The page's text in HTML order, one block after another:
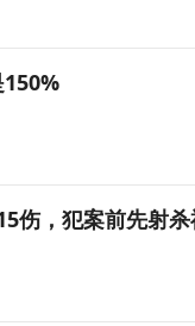
伤，犯案前先射